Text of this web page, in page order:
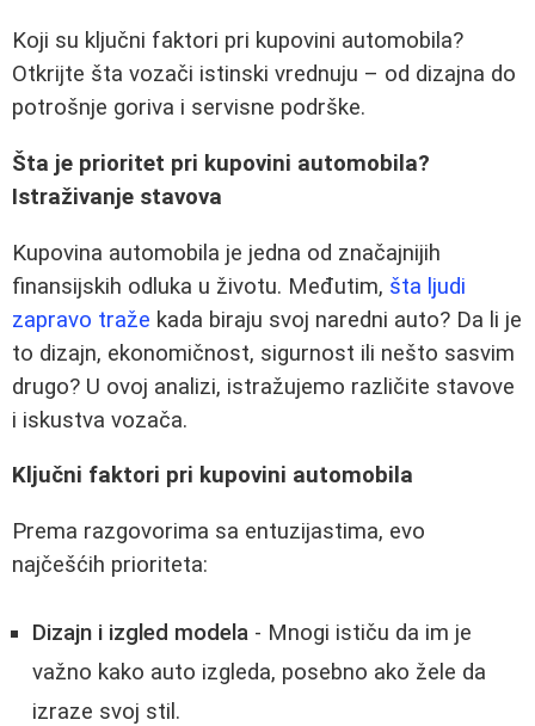
Koji su ključni faktori pri kupovini automobila?
Otkrijte šta vozači istinski vrednuju – od dizajna do
potrošnje goriva i servisne podrške.
Šta je prioritet pri kupovini automobila?
Istraživanje stavova
Kupovina automobila je jedna od značajnijih
finansijskih odluka u životu. Međutim, šta ljudi
zapravo traže kada biraju svoj naredni auto? Da li je
to dizajn, ekonomičnost, sigurnost ili nešto sasvim
drugo? U ovoj analizi, istražujemo različite stavove
i iskustva vozača.
Ključni faktori pri kupovini automobila
Prema razgovorima sa entuzijastima, evo
najčešćih prioriteta:
Dizajn i izgled modela - Mnogi ističu da im je
važno kako auto izgleda, posebno ako žele da
izraze svoj stil.